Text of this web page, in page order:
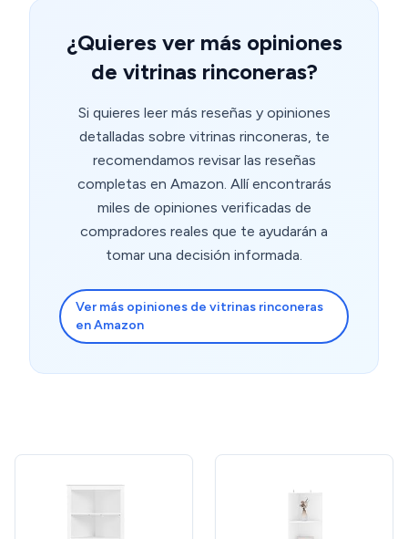
¿Quieres ver más opiniones
de vitrinas rinconeras?
Si quieres leer más reseñas y opiniones
detalladas sobre vitrinas rinconeras, te
recomendamos revisar las reseñas
completas en Amazon. Allí encontrarás
miles de opiniones verificadas de
compradores reales que te ayudarán a
tomar una decisión informada.
Ver más opiniones de vitrinas rinconeras
en Amazon